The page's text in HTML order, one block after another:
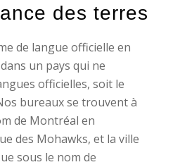
des terres
de langue officielle en
un pays qui ne
officielles, soit le
bureaux se trouvent à
de Montréal en
des Mohawks, et la ville
sous le nom de